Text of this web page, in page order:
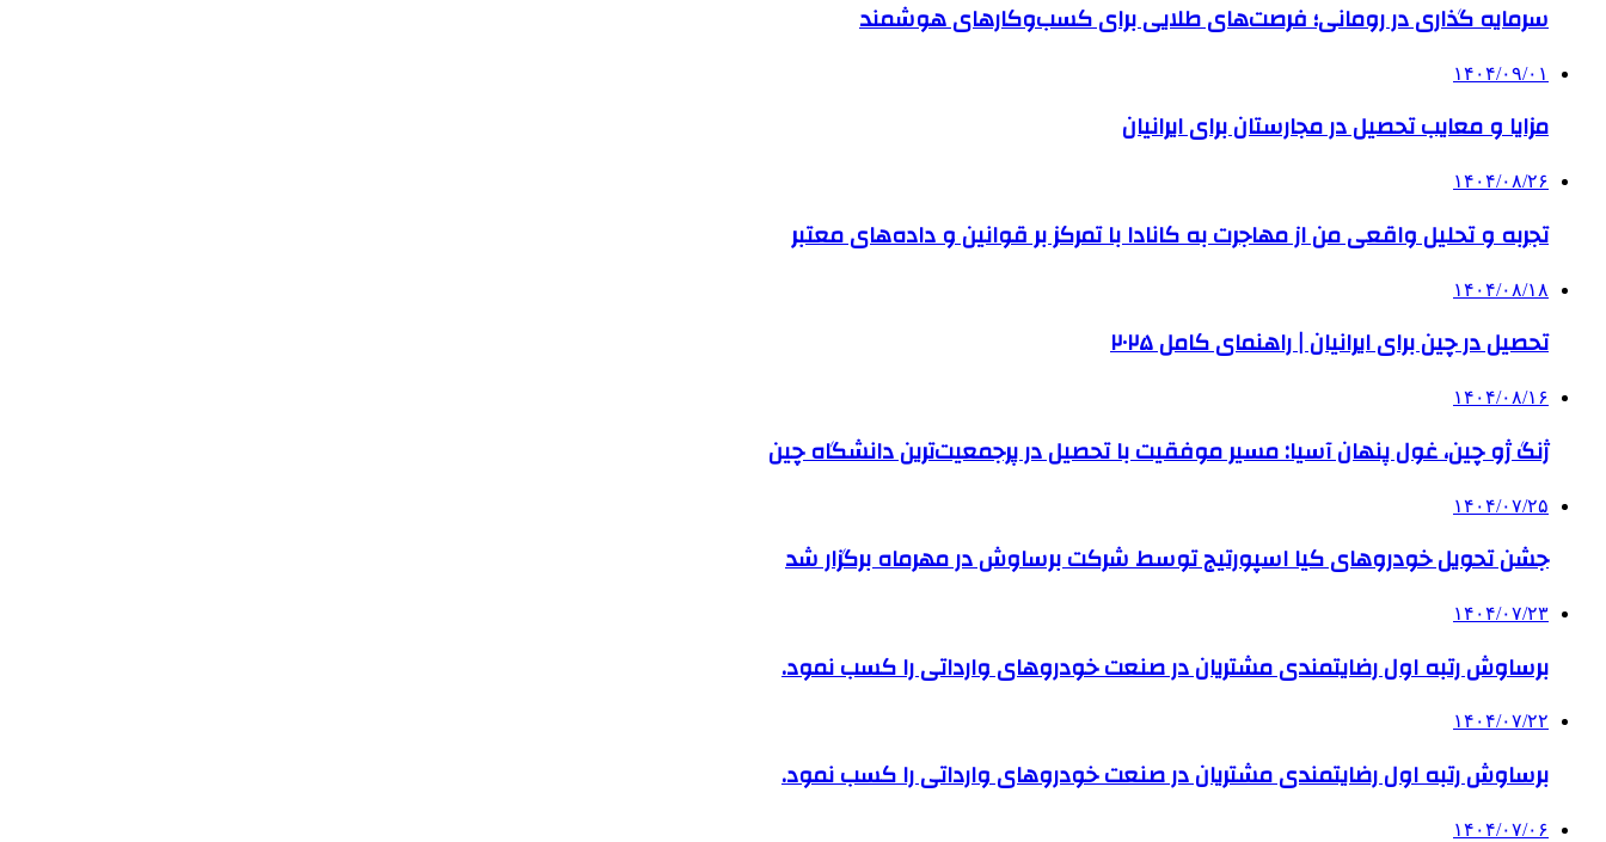
سرمایه گذاری در رومانی؛ فرصت‌های طلایی برای کسب‌وکارهای هوشمند
۱۴۰۴/۰۹/۰۱
مزایا و معایب تحصیل در مجارستان برای ایرانیان
۱۴۰۴/۰۸/۲۶
تجربه و تحلیل واقعی من از مهاجرت به کانادا با تمرکز بر قوانین و داده‌های معتبر
۱۴۰۴/۰۸/۱۸
تحصیل در چین برای ایرانیان | راهنمای کامل ۲۰۲۵
۱۴۰۴/۰۸/۱۶
ژنگ ژو چین، غول پنهان آسیا: مسیر موفقیت با تحصیل در پرجمعیت‌ترین دانشگاه چین
۱۴۰۴/۰۷/۲۵
جشن تحویل خودروهای کیا اسپورتیج توسط شرکت برساوش در مهرماه برگزار شد
۱۴۰۴/۰۷/۲۳
برساوش رتبه اول رضایتمندی مشتریان در صنعت خودروهای وارداتی را کسب نمود.
۱۴۰۴/۰۷/۲۲
برساوش رتبه اول رضایتمندی مشتریان در صنعت خودروهای وارداتی را کسب نمود.
۱۴۰۴/۰۷/۰۶